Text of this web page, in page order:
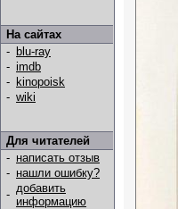
На сайтах
- blu-ray
- imdb
- kinopoisk
- wiki
Для читателей
- написать отзыв
- нашли ошибку?
- добавить
информацию